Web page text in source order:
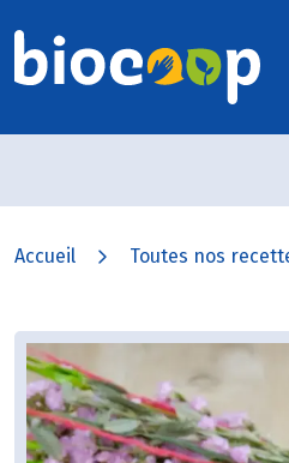
Accueil Toutes nos